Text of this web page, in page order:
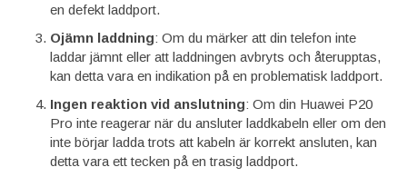
en defekt laddport.
Ojämn laddning: Om du märker att din telefon inte
laddar jämnt eller att laddningen avbryts och återupptas,
kan detta vara en indikation på en problematisk laddport.
Ingen reaktion vid anslutning: Om din Huawei P20
Pro inte reagerar när du ansluter laddkabeln eller om den
inte börjar ladda trots att kabeln är korrekt ansluten, kan
detta vara ett tecken på en trasig laddport.